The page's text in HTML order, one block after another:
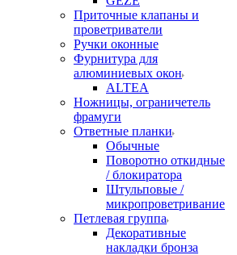
Приточные клапаны и
проветриватели
Ручки оконные
Фурнитура для
алюминиевых окон
ALTEA
Ножницы, ограничетель
фрамуги
Ответные планки
Обычные
Поворотно откидные
/ блокиратора
Штульповые /
микропроветривание
Петлевая группа
Декоративные
накладки бронза